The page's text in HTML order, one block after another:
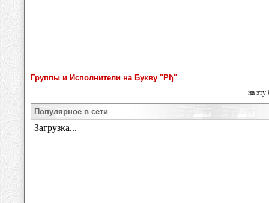
Группы и Исполнители на Букву "Рђ"
на эту
Популярное в сети